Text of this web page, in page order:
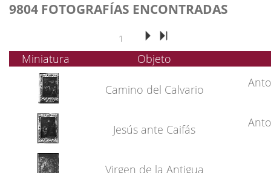
9804 FOTOGRAFÍAS ENCONTRADAS
1
Miniatura Objeto
Camino del Calvario
Jesús ante Caifás
Virgen de la Antigua